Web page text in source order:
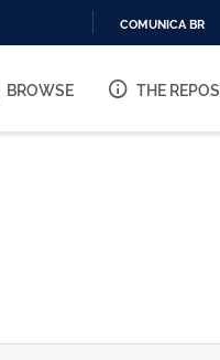
O
COMUNICA BR
BROWSE THE